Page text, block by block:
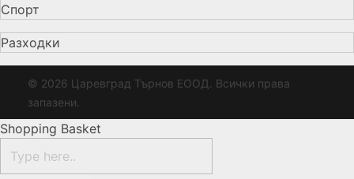
Спорт
Разходки
© 2026 Царевград Търнов ЕООД. Всички права
запазени.
Shopping Basket